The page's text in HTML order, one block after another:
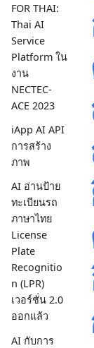
FOR THAI:
Thai AI
Service
Platform ใน
งาน
NECTEC-
ACE 2023
iApp AI API
การสร้าง
ภาพ
AI อ่านป้าย
ทะเบียนรถ
ภาษาไทย
License
Plate
Recognitio
n (LPR)
เวอร์ชั่น 2.0
ออกแล้ว
AI กับการ